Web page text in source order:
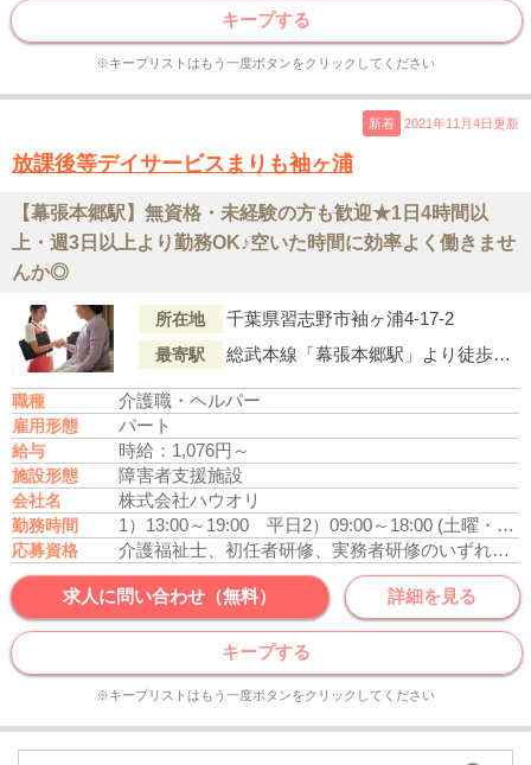
キープする
※キープリストはもう一度ボタンをクリックしてください
新着 2021年11月4日更新
放課後等デイサービスまりも袖ヶ浦
【幕張本郷駅】無資格・未経験の方も歓迎★1日4時間以
上・週3日以上より勤務OK♪空いた時間に効率よく働きませ
んか◎
所在地 千葉県習志野市袖ヶ浦4-17-2
最寄駅 総武本線「幕張本郷駅」より徒歩18分
職種 介護職・ヘルパー
雇用形態 パート
給与 時給：1,076円～
施設形態 障害者支援施設
会社名 株式会社ハウオリ
勤務時間 1）13:00～19:00 平日2）09:00～18:00 (土曜・学校休校日春・夏・冬休み）
応募資格 介護福祉士、初任者研修、実務者研修のいずれかの資格をお持ちの方
求人に問い合わせ（無料） 詳細を見る
キープする
※キープリストはもう一度ボタンをクリックしてください